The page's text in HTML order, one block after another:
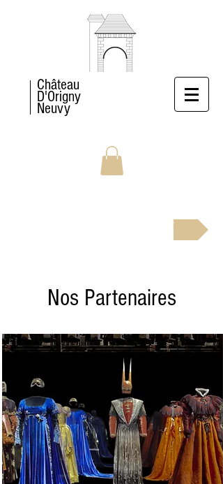
Château
D'Origny
Neuvy
RÉSERVEZ MAINTENANT
Nos Partenaires